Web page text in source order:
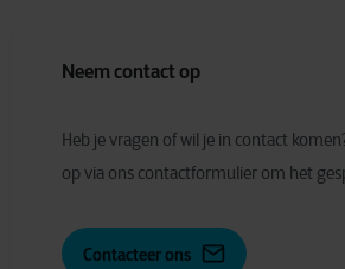
Neem contact op
Heb je vragen of wil je in contact
op via ons contactformulier om het
Contacteer ons